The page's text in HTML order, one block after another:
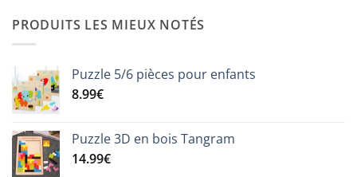
PRODUITS LES MIEUX NOTÉS
Puzzle 5/6 pièces pour enfants
8.99€
Puzzle 3D en bois Tangram
14.99€